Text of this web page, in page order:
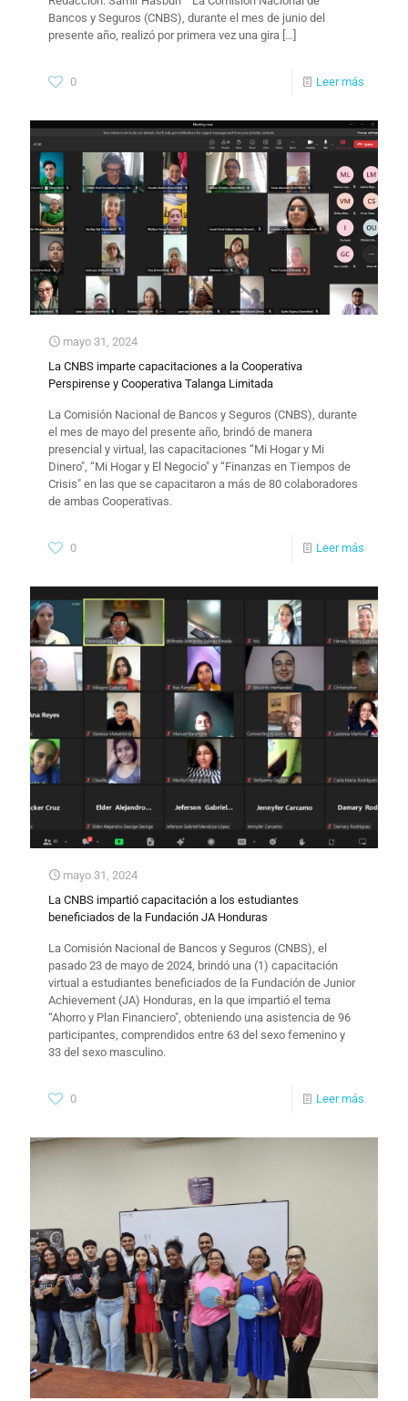
Bancos y Seguros (CNBS), durante el mes de junio del
presente año, realizó por primera vez una gira […]
0 Leer más
mayo 31, 2024
La CNBS imparte capacitaciones a la Cooperativa
Perspirense y Cooperativa Talanga Limitada
La Comisión Nacional de Bancos y Seguros (CNBS), durante
el mes de mayo del presente año, brindó de manera
presencial y virtual, las capacitaciones “Mi Hogar y Mi
Dinero", “Mi Hogar y El Negocio" y “Finanzas en Tiempos de
Crisis" en las que se capacitaron a más de 80 colaboradores
de ambas Cooperativas.
0 Leer más
mayo 31, 2024
La CNBS impartió capacitación a los estudiantes
beneficiados de la Fundación JA Honduras
La Comisión Nacional de Bancos y Seguros (CNBS), el
pasado 23 de mayo de 2024, brindó una (1) capacitación
virtual a estudiantes beneficiados de la Fundación de Junior
Achievement (JA) Honduras, en la que impartió el tema
“Ahorro y Plan Financiero", obteniendo una asistencia de 96
participantes, comprendidos entre 63 del sexo femenino y
33 del sexo masculino.
0 Leer más